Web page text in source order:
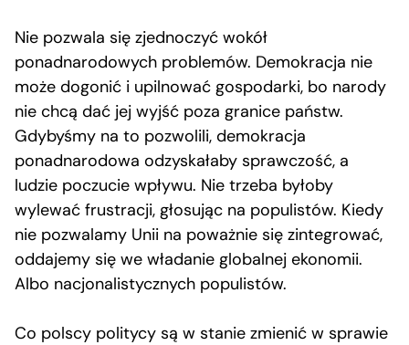
Nie pozwala się zjednoczyć wokół
ponadnarodowych problemów. Demokracja nie
może dogonić i upilnować gospodarki, bo narody
nie chcą dać jej wyjść poza granice państw.
Gdybyśmy na to pozwolili, demokracja
ponadnarodowa odzyskałaby sprawczość, a
ludzie poczucie wpływu. Nie trzeba byłoby
wylewać frustracji, głosując na populistów. Kiedy
nie pozwalamy Unii na poważnie się zintegrować,
oddajemy się we władanie globalnej ekonomii.
Albo nacjonalistycznych populistów.
Co polscy politycy są w stanie zmienić w sprawie